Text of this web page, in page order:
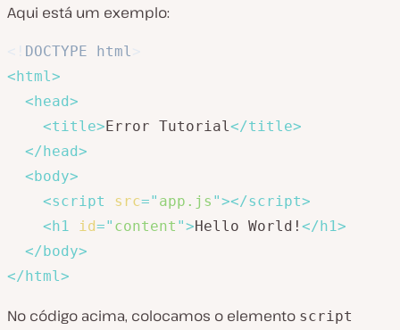
Aqui está um exemplo:
DOCTYPE html
<html >
<head>
<title>Error Tutorial </title>
</head>
<body>
<script src=" app.js "></script>
<h1 id=" content ">Hello World! </h1 >
</body>
</html >
No código acima, colocamos o elemento script